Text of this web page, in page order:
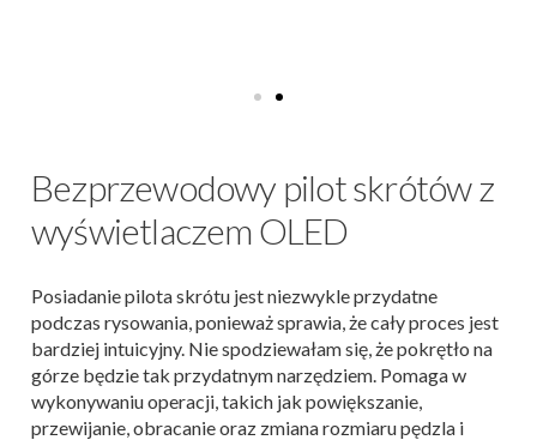
Bezprzewodowy pilot skrótów z
wyświetlaczem OLED
Posiadanie pilota skrótu jest niezwykle przydatne
podczas rysowania, ponieważ sprawia, że cały proces jest
bardziej intuicyjny. Nie spodziewałam się, że pokrętło na
górze będzie tak przydatnym narzędziem. Pomaga w
wykonywaniu operacji, takich jak powiększanie,
przewijanie, obracanie oraz zmiana rozmiaru pędzla i